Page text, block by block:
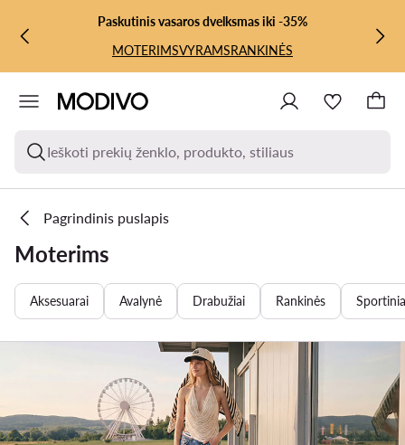
PEREITI PRIE PAGRINDINIO TURINIO
PEREITI Į PAIEŠKĄPaskutinis vasaros dvelksmas iki -35%
MOTERIMSVYRAMSRANKINĖS
Ieškoti prekių ženklo, produkto, stiliaus
Pagrindinis puslapis
Moterims
Aksesuarai Avalynė Drabužiai Rankinės